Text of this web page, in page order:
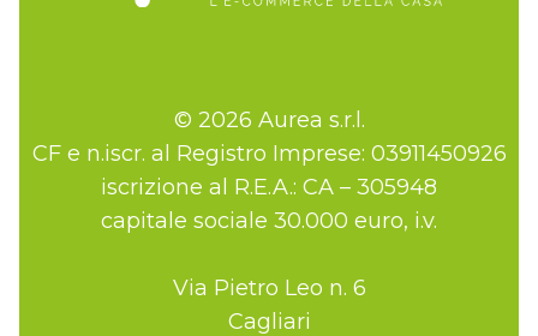
© 2026 Aurea s.r.l.
CF e n.iscr. al Registro Imprese: 03911450926
iscrizione al R.E.A.: CA – 305948
capitale sociale 30.000 euro, i.v.
Via Pietro Leo n. 6
Cagliari